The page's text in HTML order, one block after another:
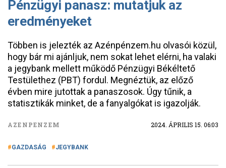
Pénzügyi panasz: mutatjuk az
eredményeket
Többen is jelezték az Azénpénzem.hu olvasói közül,
hogy bár mi ajánljuk, nem sokat lehet elérni, ha valaki
a jegybank mellett működő Pénzügyi Békéltető
Testülethez (PBT) fordul. Megnéztük, az előző
évben mire jutottak a panaszosok. Úgy tűnik, a
statisztikák minket, de a fanyalgókat is igazolják.
AZENPENZEM 2024. ÁPRILIS 15. 06:03
GAZDASÁG JEGYBANK